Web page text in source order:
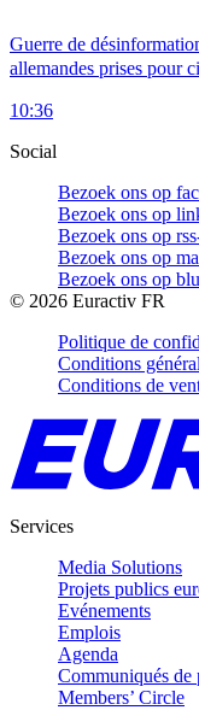
Guerre de
allemandes prises pour
10:36
Social
Bezoek ons op
Bezoek ons op
Bezoek ons op
Bezoek ons op
Bezoek ons op
© 2026 Euractiv FR
Politique de
Conditions
Conditions de
Services
Media Solutions
Projets publics
Evénements
Emplois
Agenda
Communiqués de
Members’ Circle